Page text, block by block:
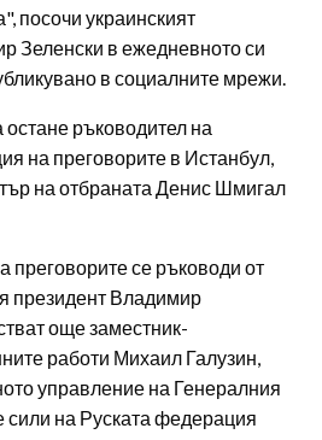
посочи украинският
Зеленски в ежедневното си
в социалните мрежи.
ръководител на
на преговорите в Истанбул,
на отбраната Денис Шмигал
преговорите се ръководи от
президент Владимир
още заместник-
работи Михаил Галузин,
управление на Генералния
на Руската федерация